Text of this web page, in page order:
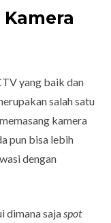
yang baik dan
salah satu
kamera
pun bisa lebih
dengan
dimana sajaspot